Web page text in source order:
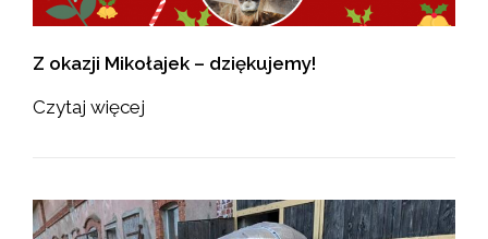
Z okazji Mikołajek – dziękujemy!
Czytaj więcej